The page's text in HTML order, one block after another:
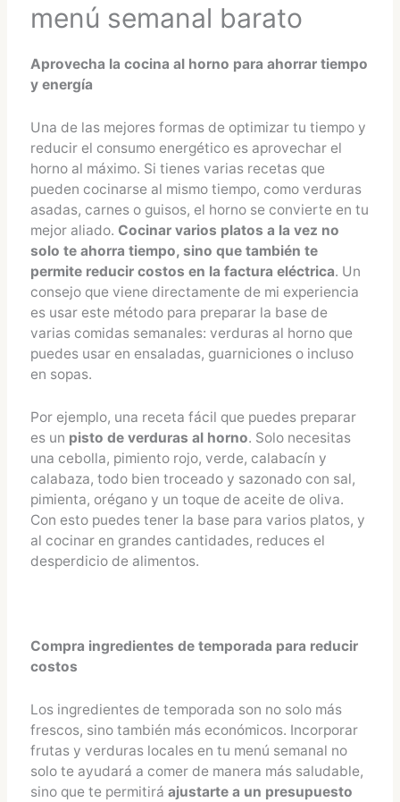
menú semanal barato
Aprovecha la cocina al horno para ahorrar tiempo
y energía
Una de las mejores formas de optimizar tu tiempo y
reducir el consumo energético es aprovechar el
horno al máximo. Si tienes varias recetas que
pueden cocinarse al mismo tiempo, como verduras
asadas, carnes o guisos, el horno se convierte en tu
mejor aliado. Cocinar varios platos a la vez no
solo te ahorra tiempo, sino que también te
permite reducir costos en la factura eléctrica. Un
consejo que viene directamente de mi experiencia
es usar este método para preparar la base de
varias comidas semanales: verduras al horno que
puedes usar en ensaladas, guarniciones o incluso
en sopas.
Por ejemplo, una receta fácil que puedes preparar
es un pisto de verduras al horno. Solo necesitas
una cebolla, pimiento rojo, verde, calabacín y
calabaza, todo bien troceado y sazonado con sal,
pimienta, orégano y un toque de aceite de oliva.
Con esto puedes tener la base para varios platos, y
al cocinar en grandes cantidades, reduces el
desperdicio de alimentos.
Compra ingredientes de temporada para reducir
costos
Los ingredientes de temporada son no solo más
frescos, sino también más económicos. Incorporar
frutas y verduras locales en tu menú semanal no
solo te ayudará a comer de manera más saludable,
sino que te permitirá ajustarte a un presupuesto